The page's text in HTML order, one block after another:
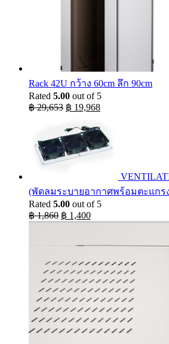
Rack 42U กว้าง 60cm ลึก 90cm
Rated 5.00 out of 5
฿29,653 Original
was:
฿ 29,653.
฿ 19,968Current
is:
฿ 19,968.
(พัดลมระบายอากาศพร้อมตะแกร
Rated 5.00 out of 5
฿1,860 Original
฿ 1,860.
฿ 1,400Current
฿ 1,400.